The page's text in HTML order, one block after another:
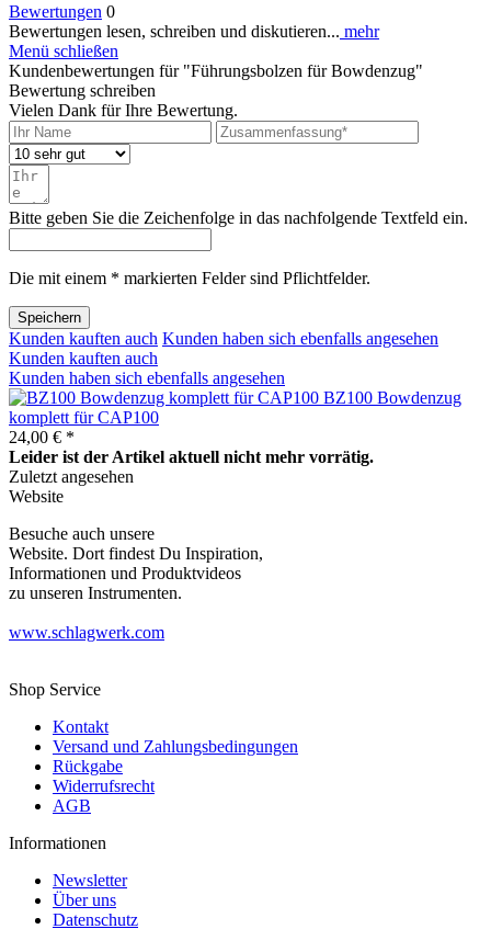
Bewertungen 0
Bewertungen lesen, schreiben und diskutieren... mehr
Menü schließen
Kundenbewertungen für "Führungsbolzen für Bowdenzug"
Bewertung schreiben
Vielen Dank für Ihre Bewertung.
Bitte geben Sie die Zeichenfolge in das nachfolgende Textfeld ein.
Die mit einem * markierten Felder sind Pflichtfelder.
Speichern
Kunden kauften auch Kunden haben sich ebenfalls angesehen
Kunden kauften auch
Kunden haben sich ebenfalls angesehen
BZ100 Bowdenzug
komplett für CAP100
24,00 € *
Leider ist der Artikel aktuell nicht mehr vorrätig.
Zuletzt angesehen
Website
Besuche auch unsere
Website. Dort findest Du Inspiration,
Informationen und Produktvideos
zu unseren Instrumenten.
www.schlagwerk.com
Shop Service
Kontakt
Versand und Zahlungsbedingungen
Rückgabe
Widerrufsrecht
AGB
Informationen
Newsletter
Über uns
Datenschutz